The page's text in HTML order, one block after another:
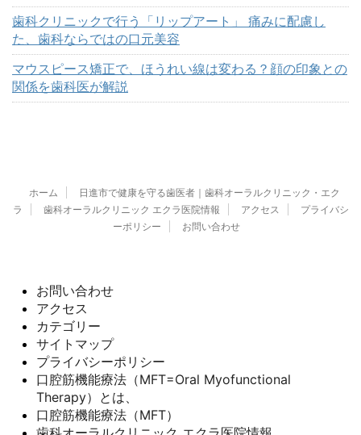
歯科クリニックで行う「リップアート」 痛みに配慮し
た、歯科ならではの口元美容
マウスピース矯正で、ほうれい線は変わる？顔の印象との
関係を歯科医が解説
ホーム
日進市で健康を守る歯医者｜歯科オーラルクリニック・エク
ラ
歯科オーラルクリニック エクラ医院情報 アクセス
プライバシ
ーポリシー
お問い合わせ
お問い合わせ
アクセス
カテゴリー
サイトマップ
プライバシーポリシー
口腔筋機能療法（MFT=Oral Myofunctional
Therapy）とは、
口腔筋機能療法（MFT）